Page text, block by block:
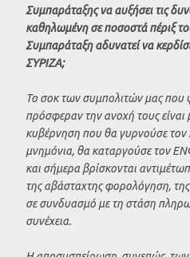
Συμπαράταξης να αυξήσει τις
καθηλωμένη σε ποσοστά πέριξ
Συμπαράταξη αδυνατεί να
ΣΥΡΙΖΑ;
Το σοκ των συμπολιτών μας που
πρόσφεραν την ανοχή τους
κυβέρνηση που θα γυρνούσε τον
μνημόνια, θα καταργούσε τον
και σήμερα βρίσκονται
της αβάσταχτης φορολόγηση,
σε συνδυασμό με τη στάση
συνέχεια.